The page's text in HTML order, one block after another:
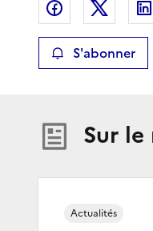
Partager sur
S'abonner
Sur
Actualités